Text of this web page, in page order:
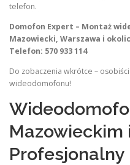
telefon.
Domofon Expert – Montaż
Mazowiecki, Warszawa i
Telefon: 570 933 114
Do zobaczenia wkrótce –
wideodomofonu!
Mazowieckim
Profesjonalny